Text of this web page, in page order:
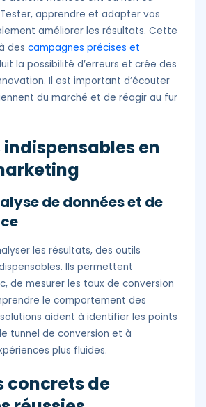
apprendre et adapter vos
améliorer les résultats. Cette
des campagnes précises et
la possibilité d’erreurs et crée des
Il est important d’écouter
du marché et de réagir au fur
indispensables en
de données et de
les résultats, des outils
Ils permettent
de mesurer les taux de conversion
le comportement des
aident à identifier les points
tunnel de conversion et à
plus fluides.
concrets de